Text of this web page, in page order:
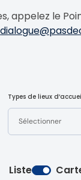
appelez le
Types de lieux
Sélectionner
Liste